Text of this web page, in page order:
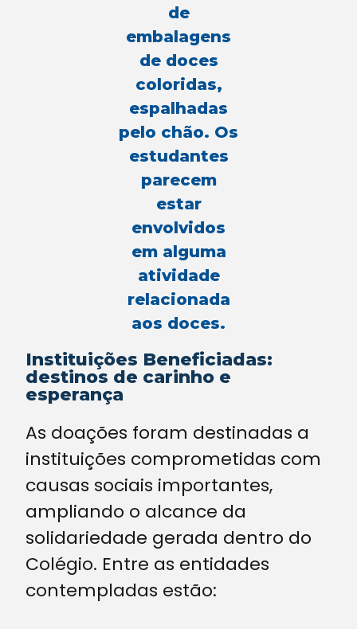
Instituições Beneficiadas:
destinos de carinho e
esperança
As doações foram destinadas a
instituições comprometidas com
causas sociais importantes,
ampliando o alcance da
solidariedade gerada dentro do
Colégio. Entre as entidades
contempladas estão: